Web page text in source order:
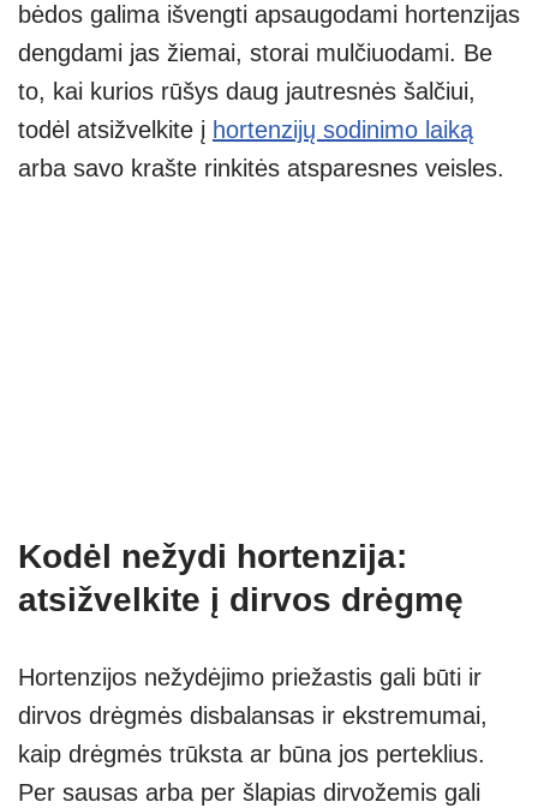
bėdos galima išvengti apsaugodami hortenzijas
dengdami jas žiemai, storai mulčiuodami. Be
to, kai kurios rūšys daug jautresnės šalčiui,
todėl atsižvelkite į hortenzijų sodinimo laiką
arba savo krašte rinkitės atsparesnes veisles.
Kodėl nežydi hortenzija:
atsižvelkite į dirvos drėgmę
Hortenzijos nežydėjimo priežastis gali būti ir
dirvos drėgmės disbalansas ir ekstremumai,
kaip drėgmės trūksta ar būna jos perteklius.
Per sausas arba per šlapias dirvožemis gali